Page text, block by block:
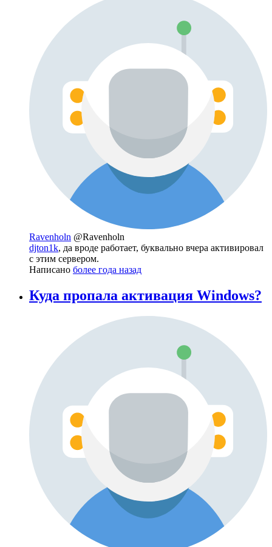
Ravenholn @Ravenholn
djton1k, да вроде работает, буквально вчера активировал
с этим сервером.
Написано более года назад
Куда пропала активация Windows?